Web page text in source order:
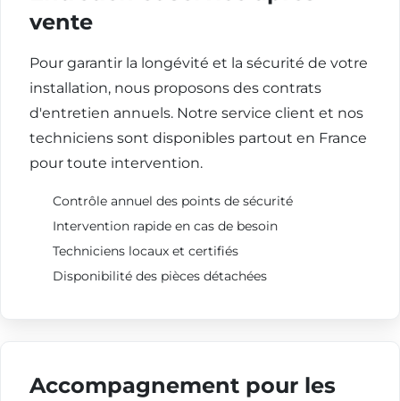
vente
Pour garantir la longévité et la sécurité de votre
installation, nous proposons des contrats
d'entretien annuels. Notre service client et nos
techniciens sont disponibles partout en France
pour toute intervention.
Contrôle annuel des points de sécurité
Intervention rapide en cas de besoin
Techniciens locaux et certifiés
Disponibilité des pièces détachées
Accompagnement pour les